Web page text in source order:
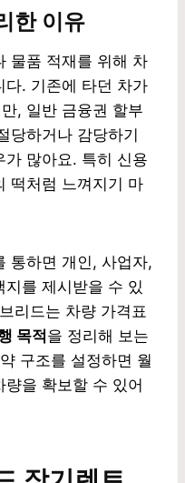
한 이유
물품 적재를 위해 차
다. 기존에 타던 차가
, 일반 금융권 할부
당하거나 감당하기
가 많아요. 특히 신용
떡처럼 느껴지기 마
통하면 개인, 사업자,
를 제시받을 수 있
리드는 차량 가격표
목적을 정리해 보는
구조를 설정하면 월
을 확보할 수 있어